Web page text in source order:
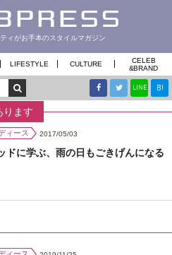
ィがお手本のスタイルマガジン
LIFESTYLE CULTURE
CELEB
&BRAND
LINE B!
ります
ィース 2017/05/03
ドに学ぶ、雨の日もごきげんになる